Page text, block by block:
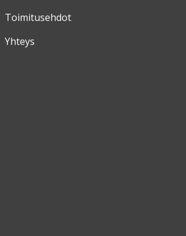
Toimitusehdot
Yhteys